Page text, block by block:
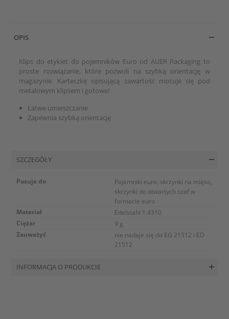
OPIS
Klips do etykiet do pojemników Euro od AUER Packaging to
proste rozwiązanie, które pozwoli na szybką orientację w
magazynie. Karteczkę opisującą zawartość mocuje się pod
metalowym klipsem i gotowe!
Łatwe umieszczanie
Zapewnia szybką orientację
SZCZEGÓŁY
Pasuje do
Pojemniki euro, skrzynki na mięso,
skrzynki do otwartych szaf w
formacie euro
Materiał Edelstahl 1.4310
Ciężar 9 g
Zauważyć
nie nadaje się do EG 21512 i ED
21512
INFORMACJA O PRODUKCIE